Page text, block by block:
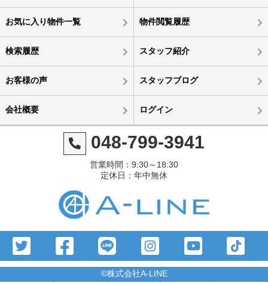
お気に入り物件一覧 物件閲覧履歴
検索履歴 スタッフ紹介
お客様の声 スタッフブログ
会社概要 ログイン
048-799-3941
営業時間：9:30～18:30
定休日：年中無休
©株式会社A-LINE